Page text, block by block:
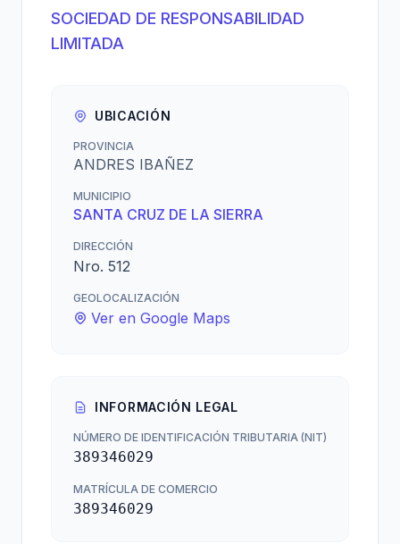
SOCIEDAD DE RESPONSABILIDAD
LIMITADA
UBICACIÓN
PROVINCIA
ANDRES IBAÑEZ
MUNICIPIO
SANTA CRUZ DE LA SIERRA
DIRECCIÓN
Nro. 512
GEOLOCALIZACIÓN
Ver en Google Maps
INFORMACIÓN LEGAL
NÚMERO DE IDENTIFICACIÓN TRIBUTARIA (NIT)
389346029
MATRÍCULA DE COMERCIO
389346029